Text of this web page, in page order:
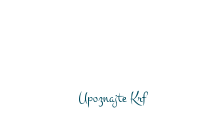
Upoznajte Krf